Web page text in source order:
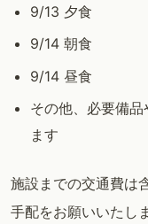
9/13 夕食
9/14 朝食
9/14 昼食
その他、必要備
ます
施設までの交通費は
手配をお願いいたし